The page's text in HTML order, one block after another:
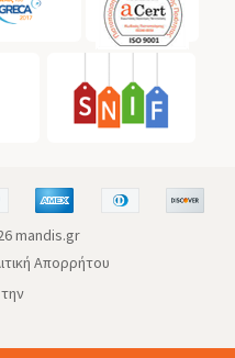
mandis.gr
Απορρήτου